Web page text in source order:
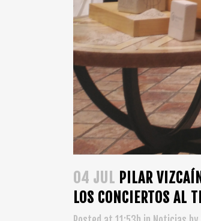
04 JUL PILAR
LOS CONCIERTOS AL